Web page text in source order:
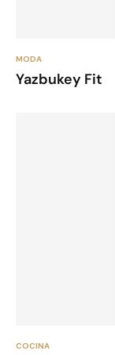
MODA
Yazbukey Fit
COCINA